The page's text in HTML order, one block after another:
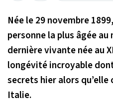
Née le 29 novembre
personne la plus âgée
dernière vivante née au
longévité incroyable
secrets hier alors qu’elle
Italie.